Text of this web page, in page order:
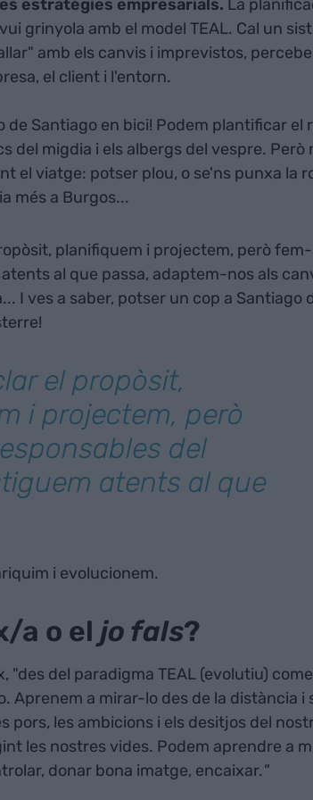
estratègies empresarials. La
grinyola amb el model TEAL. Cal un
amb els canvis i imprevistos,
el client i l'entorn.
de Santiago en bici! Podem plantificar el
del migdia i els albergs del vespre.
el viatge: potser plou, o se'ns punxa la
més a Burgos...
planifiquem i projectem, però
al que passa, adaptem-nos als
I ves a saber, potser un cop a Santiago
el propòsit,
i projectem, però
del
atents al que
i evolucionem.
a o el jo fals?
"des del paradigma TEAL (evolutiu)
Aprenem a mirar-lo des de la distància i
pors, les ambicions i els desitjos del
les nostres vides. Podem aprendre a
donar bona imatge, encaixar."